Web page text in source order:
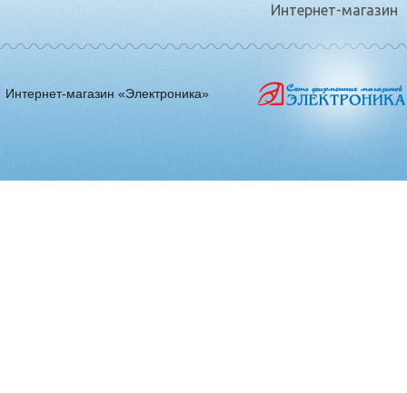
Интернет-магазин
Интернет-магазин «Электроника»